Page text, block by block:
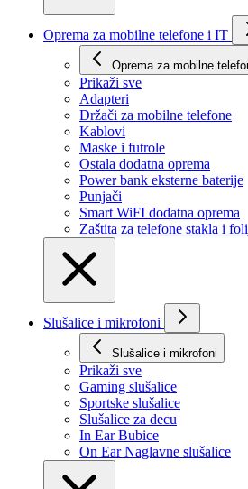
Oprema za mobilne telefone i IT
Oprema za mobilne
Prikaži svе
Adapteri
Držači za mobilne telefone
Kablovi
Maske i futrole
Ostala dodatna oprema
Power bank eksterne baterije
Punjači
Smart WiFI dodatna oprema
Zaštita za telefone stakla i
Slušalice i mikrofoni
Slušalice i mikrofoni
Prikaži svе
Gaming slušalice
Sportske slušalice
Slušalice za decu
In Ear Bubice
On Ear Naglavne slušalice